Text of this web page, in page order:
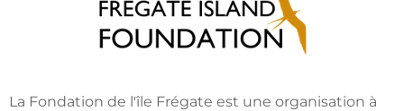
La Fondation de l'île Frégate est une organisation à